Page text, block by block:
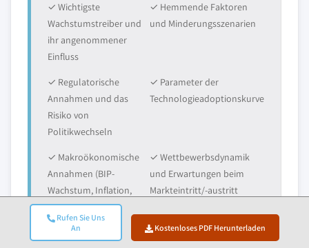
Rufen Sie Uns
An
Kostenloses PDF Herunterladen
✓ Wichtigste
Wachstumstreiber und
ihr angenommener
Einfluss
✓ Hemmende Faktoren
und Minderungsszenarien
✓ Regulatorische
Annahmen und das
Risiko von
Politikwechseln
✓ Parameter der
Technologieadoptionskurve
✓ Makroökonomische
Annahmen (BIP-
Wachstum, Inflation,
Währung)
✓ Wettbewerbsdynamik
und Erwartungen beim
Markteintritt/-austritt